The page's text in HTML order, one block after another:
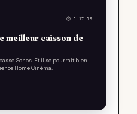
⏱ 1:17:19
meilleur caisson de
Sonos. Et il se pourrait bien
Home Cinéma.